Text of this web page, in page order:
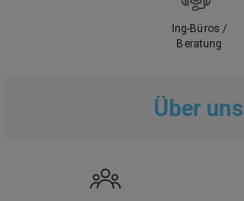
Ing-Büros /
Beratung
Über uns